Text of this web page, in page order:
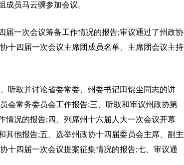
成员马云骥参加会议。
一次会议筹备工作情况的报告;审议通过了州政协
十四届一次会议主席团成员名单、主席团会议主持
取并讨论省委常委、州委书记田锦尘同志的讲
会常务委员会工作报告;三、听取和审议州政协第
情况的报告;四、列席州十六届人大一次会议开幕
其他报告;五、选举州政协十四届委员会主席、副主
十四届一次会议提案征集情况的报告;七、审议通